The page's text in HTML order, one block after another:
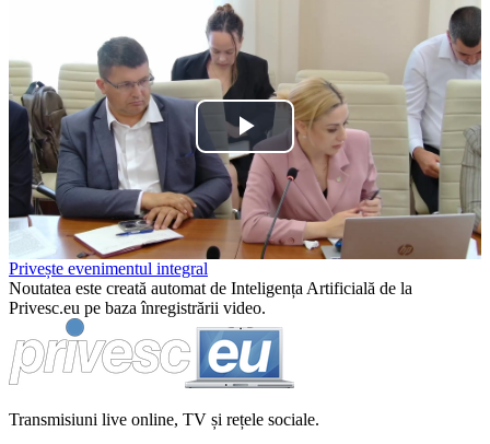
Play
Video
Privește evenimentul integral
Noutatea este creată automat de Inteligența Artificială de la
Privesc.eu pe baza înregistrării video.
Transmisiuni live online, TV și rețele sociale.